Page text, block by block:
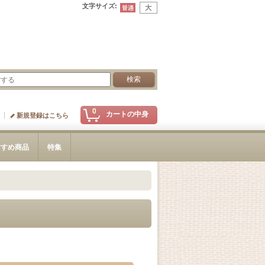
文字サイズ:
0 カートの中身
新規登録はこちら
め商品 特集